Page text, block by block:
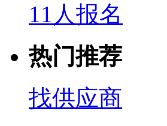
11人报名
热门推荐
找供应商